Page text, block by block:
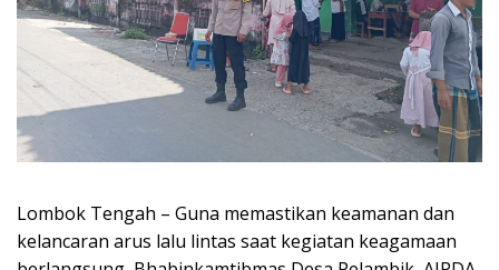
Lombok Tengah – Guna memastikan keamanan dan
kelancaran arus lalu lintas saat kegiatan keagamaan